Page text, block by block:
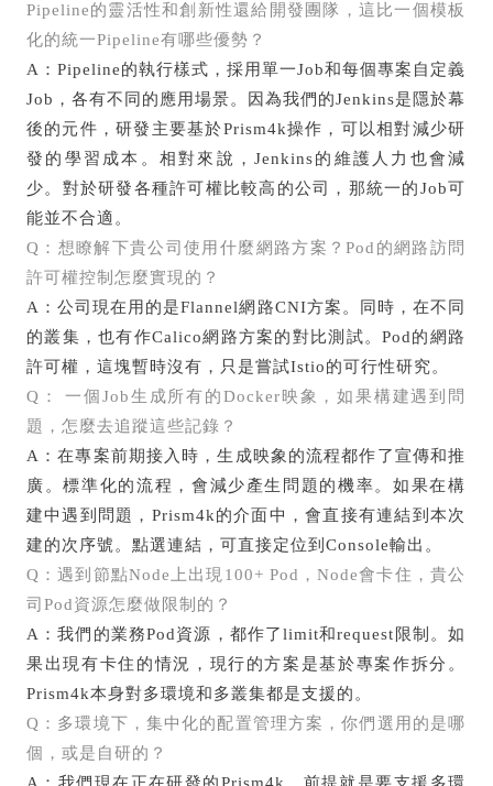
Pipeline的靈活性和創新性還給開發團隊，這比一個模板
化的統一Pipeline有哪些優勢？
A：Pipeline的執行樣式，採用單一Job和每個專案自定義
Job，各有不同的應用場景。因為我們的Jenkins是隱於幕
後的元件，研發主要基於Prism4k操作，可以相對減少研
發的學習成本。相對來說，Jenkins的維護人力也會減
少。對於研發各種許可權比較高的公司，那統一的Job可
能並不合適。
Q：想瞭解下貴公司使用什麼網路方案？Pod的網路訪問
許可權控制怎麼實現的？
A：公司現在用的是Flannel網路CNI方案。同時，在不同
的叢集，也有作Calico網路方案的對比測試。Pod的網路
許可權，這塊暫時沒有，只是嘗試Istio的可行性研究。
Q： 一個Job生成所有的Docker映象，如果構建遇到問
題，怎麼去追蹤這些記錄？
A：在專案前期接入時，生成映象的流程都作了宣傳和推
廣。標準化的流程，會減少產生問題的機率。如果在構
建中遇到問題，Prism4k的介面中，會直接有連結到本次
建的次序號。點選連結，可直接定位到Console輸出。
Q：遇到節點Node上出現100+ Pod，Node會卡住，貴公
司Pod資源怎麼做限制的？
A：我們的業務Pod資源，都作了limit和request限制。如
果出現有卡住的情況，現行的方案是基於專案作拆分。
Prism4k本身對多環境和多叢集都是支援的。
Q：多環境下，集中化的配置管理方案，你們選用的是哪
個，或是自研的？